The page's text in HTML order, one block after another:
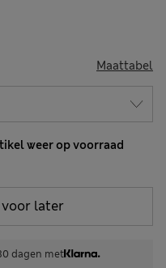
Maattabel
weer op voorraad
later
dagen met